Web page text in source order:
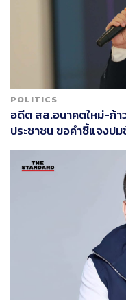
POLITICS
อดีต สส.อนาคตใหม่-ก้า
ประชาชน ขอคำชี้แจงป
ความโปร่งใสต้องเป็นม